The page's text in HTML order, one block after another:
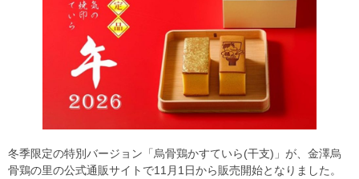
冬季限定の特別バージョン「烏骨鶏かすていら(干支)」が、金澤烏
骨鶏の里の公式通販サイトで11月1日から販売開始となりました。